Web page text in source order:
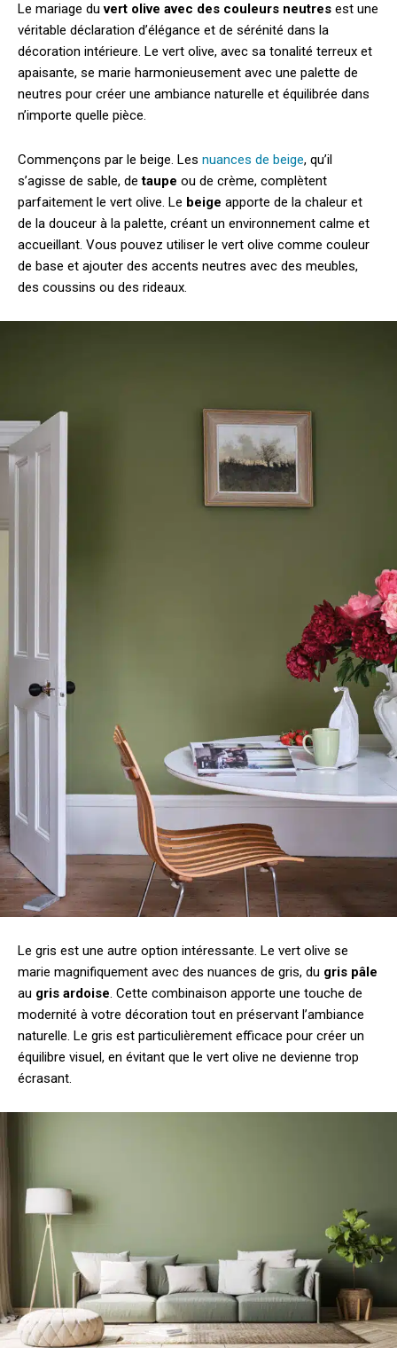
Le mariage duvert olive avec des couleurs neutres est une
véritable déclaration d’élégance et de sérénité dans la
décoration intérieure. Le vert olive, avec sa tonalité terreux et
apaisante, se marie harmonieusement avec une palette de
neutres pour créer une ambiance naturelle et équilibrée dans
n’importe quelle pièce.
Commençons par le beige. Les nuances de beige, qu’il
s’agisse de sable, detaupe ou de crème, complètent
parfaitement le vert olive. Le beige apporte de la chaleur et
de la douceur à la palette, créant un environnement calme et
accueillant. Vous pouvez utiliser le vert olive comme couleur
de base et ajouter des accents neutres avec des meubles,
des coussins ou des rideaux.
Le gris est une autre option intéressante. Le vert olive se
marie magnifiquement avec des nuances de gris, du gris pâle
au gris ardoise. Cette combinaison apporte une touche de
modernité à votre décoration tout en préservant l’ambiance
naturelle. Le gris est particulièrement efficace pour créer un
équilibre visuel, en évitant que le vert olive ne devienne trop
écrasant.